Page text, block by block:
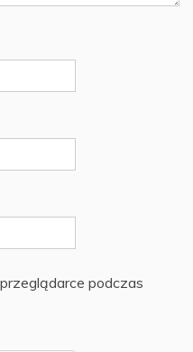
podczas